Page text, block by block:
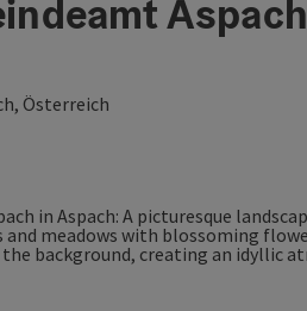
Aspach
Österreich